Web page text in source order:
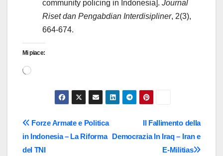
community policing in Indonesia]. Journal
Riset dan Pengabdian Interdisipliner, 2(3),
664-674.
Mi piace:
Caricamento
Navigazione
articoli
Il Fallimento della
Democrazia In Iraq – Iran e
E-Militias
Forze Armate e Politica
in Indonesia – La Riforma
del TNI